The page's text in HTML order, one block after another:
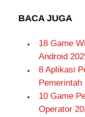
BACA JUGA
18 Game
Android
8 Aplikasi
Pemerintah
10 Game
Operator